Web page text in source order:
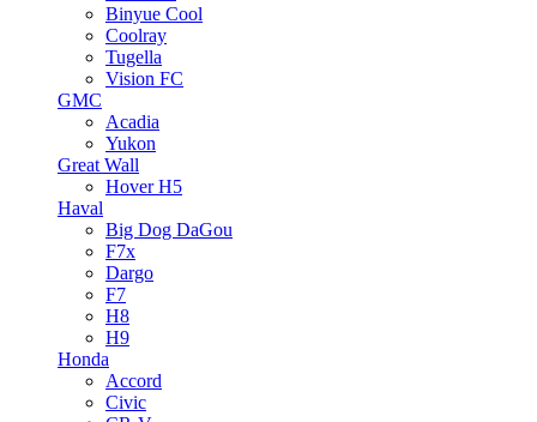
Binyue Cool
Coolray
Tugella
Vision FC
GMC
Acadia
Yukon
Great Wall
Hover H5
Haval
Big Dog DaGou
F7x
Dargo
F7
H8
H9
Honda
Accord
Civic